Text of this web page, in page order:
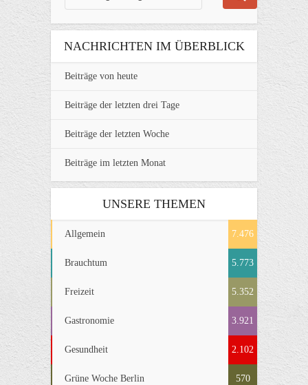
NACHRICHTEN IM ÜBERBLICK
Beiträge von heute
Beiträge der letzten drei Tage
Beiträge der letzten Woche
Beiträge im letzten Monat
UNSERE THEMEN
Allgemein 7.476
Brauchtum 5.773
Freizeit 5.352
Gastronomie 3.921
Gesundheit 2.102
Grüne Woche Berlin 570